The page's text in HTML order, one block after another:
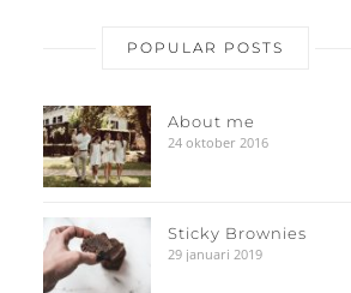
POPULAR POSTS
About me
24 oktober 2016
Sticky Brownies
29 januari 2019